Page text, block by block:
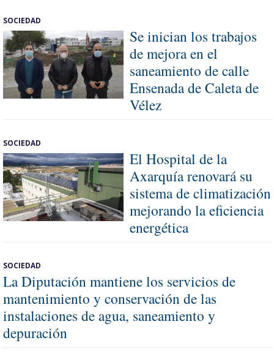
SOCIEDAD
Se inician los trabajos
de mejora en el
saneamiento de calle
Ensenada de Caleta de
Vélez
SOCIEDAD
El Hospital de la
Axarquía renovará su
sistema de climatización
mejorando la eficiencia
energética
SOCIEDAD
La Diputación mantiene los servicios de
mantenimiento y conservación de las
instalaciones de agua, saneamiento y
depuración